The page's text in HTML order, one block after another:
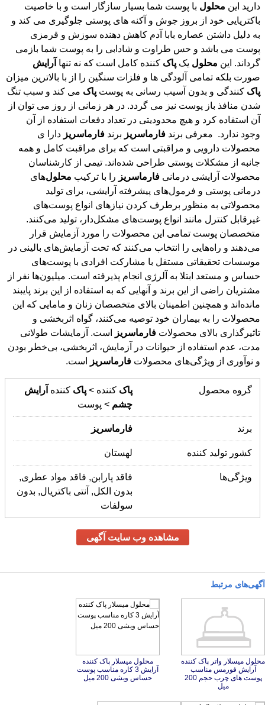
دارید این محلول با پوست شما بسیار سازگار است و با خاصیت
باکتریایی خود از بروز جوش و آکنه های پوستی جلوگیری می کند و
به دلیل داشتن عصاره بابا آدم کاهش دهنده سوزش و قرمزی
پوست می باشد و حس طراوت و شادابی را به پوست شما بازمی
گرداند. این محلول یک پاک کننده کامل است که نه تنها آرایش
صورت بلکه تمامی آلودگی ها و فلزات سنگین را از با بالاترین میزان
پاک کنندگی و بدون آسیب رسانی به پوست پاک می کند و سبب تنگ
شدن منافذ باز پوست نیز می گردد. در هر زمانی از روز می توان از
آن استفاده کرد و هیچ محدودیتی در تعداد دفعات استفاده از آن
وجود ندارد. معرفی برند فارماسریز برند فارماسریز دارا ی
محصولات دارویی و مراقبتی است که برای مراقبت کامل و همه
جانبه از مشکلات پوستی طراحی شده‌اند. تیمی از کارشناسان
محصولات آرایشی درمانی فارماسریز را با ترکیب محلول‌های
درمانی پوستی و فرمول‌های پیشرفته آرایشی، برای تولید
محصولاتی به منظور برطرف کردن نیازهای انواع پوست‌های
غیرقابل کنترل مانند انواع پوست‌های مشکل‌دار، تولید می‌کنند.
متخصصان پوست تمامی این محصولات را مورد آزمایش قرار
می‌دهند و راه‌هایی را انتخاب می‌کنند که تحت آزمایش‌های بالینی در
موسسات تحقیقاتی مستقل با مشارکت افرادی با پوست‌های
حساس و مستعد ابتلا به آلرژی انجام پذیرفته است. میلیون‌ها نفر از
مشتریان راضی از این برند و آنهایی که به استفاده از این برند پایبند
مانده‌اند و همچنین اطمینان بالای متخصصان زنان و مامایی که این
محصولات را به بیماران خود توصیه می‌کنند، گواه اثربخشی و
تاثیرگذاری بالای محصولات فارماسریز است. آزمایشات طولانی
مدت، عدم استفاده از حیوانات در آزمایش، اثربخشی، بی‌خطر بودن
و نوآوری از ویژگی‌های محصولات فارماسریز است.
گروه محصول پاک کننده > پاک کننده آرایش
چشم > پوست
برند فارماسریز
کشور تولید کننده لهستان
ویژگی‌ها فاقد پارابن, فاقد مواد عطری,
بدون الکل, آنتی باکتریال, بدون
سولفات
مشاهده وب سایت آگهی
آگهی‌های مرتبط
محلول میسلار واتر پاک کننده
آرایش فورمس مناسب
پوست های چرب حجم 200
میل
محلول میسلار پاک کننده
آرایش 3 کاره مناسب پوست
حساس ویشی 200 میل